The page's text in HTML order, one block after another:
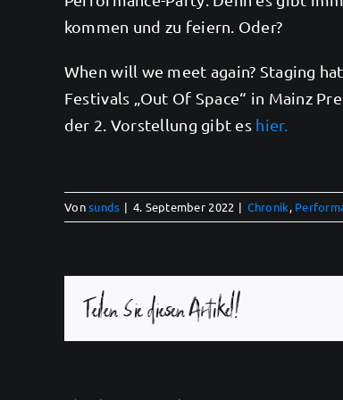
kommen und zu feiern. Oder?
When will we meet again? Staging
Festivals „Out Of Space“ in Mainz
der 2. Vorstellung gibt es hier.
Vonsunds | 4. September 2022 | Chronik,
Teilen Sie diesen Artikel!